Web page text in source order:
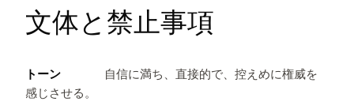
文体と禁止事項
トーン
自信に満ち、直接的で、控えめに権威を
感じさせる。